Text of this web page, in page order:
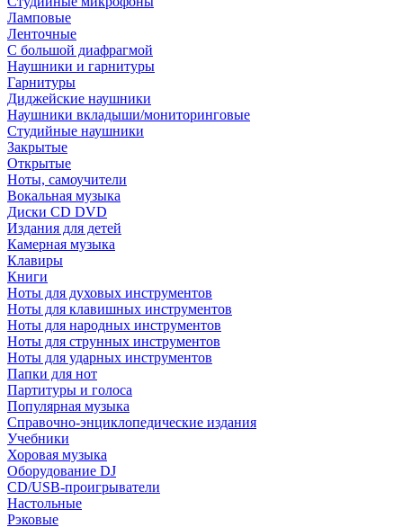
Ламповые
Ленточные
С большой диафрагмой
Наушники и гарнитуры
Гарнитуры
Диджейские наушники
Наушники вкладыши/мониторинговые
Студийные наушники
Закрытые
Открытые
Ноты, самоучители
Вокальная музыка
Диски CD DVD
Издания для детей
Камерная музыка
Клавиры
Книги
Ноты для духовых инструментов
Ноты для клавишных инструментов
Ноты для народных инструментов
Ноты для струнных инструментов
Ноты для ударных инструментов
Папки для нот
Партитуры и голоса
Популярная музыка
Справочно-энциклопедические издания
Учебники
Хоровая музыка
Оборудование DJ
CD/USB-проигрыватели
Настольные
Рэковые